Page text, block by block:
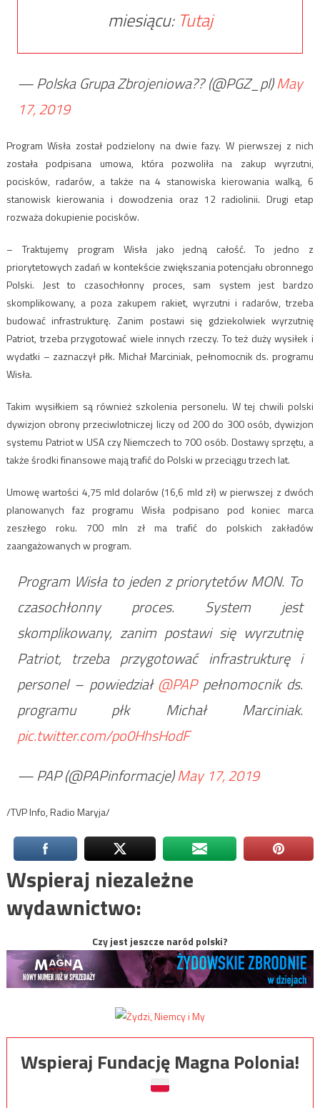
miesiącu: Tutaj
— Polska Grupa Zbrojeniowa?? (@PGZ_pl)May
17, 2019
Program Wisła został podzielony na dwie fazy. W pierwszej z nich
została podpisana umowa, która pozwoliła na zakup wyrzutni,
pocisków, radarów, a także na 4 stanowiska kierowania walką, 6
stanowisk kierowania i dowodzenia oraz 12 radiolinii. Drugi etap
rozważa dokupienie pocisków.
– Traktujemy program Wisła jako jedną całość. To jedno z
priorytetowych zadań w kontekście zwiększania potencjału obronnego
Polski. Jest to czasochłonny proces, sam system jest bardzo
skomplikowany, a poza zakupem rakiet, wyrzutni i radarów, trzeba
budować infrastrukturę. Zanim postawi się gdziekolwiek wyrzutnię
Patriot, trzeba przygotować wiele innych rzeczy. To też duży wysiłek i
wydatki – zaznaczył płk. Michał Marciniak, pełnomocnik ds. programu
Wisła.
Takim wysiłkiem są również szkolenia personelu. W tej chwili polski
dywizjon obrony przeciwlotniczej liczy od 200 do 300 osób, dywizjon
systemu Patriot w USA czy Niemczech to 700 osób. Dostawy sprzętu, a
także środki finansowe mają trafić do Polski w przeciągu trzech lat.
Umowę wartości 4,75 mld dolarów (16,6 mld zł) w pierwszej z dwóch
planowanych faz programu Wisła podpisano pod koniec marca
zeszłego roku. 700 mln zł ma trafić do polskich zakładów
zaangażowanych w program.
Program Wisła to jeden z priorytetów MON. To
czasochłonny proces. System jest
skomplikowany, zanim postawi się wyrzutnię
Patriot, trzeba przygotować infrastrukturę i
personel – powiedział@PAPpełnomocnik ds.
programu płk Michał Marciniak.
pic.twitter.com/po0HhsHodF
— PAP (@PAPinformacje)May 17, 2019
/TVP Info, Radio Maryja/
Wspieraj niezależne
wydawnictwo:
Czy jest jeszcze naród polski?
Wspieraj Fundację Magna Polonia!